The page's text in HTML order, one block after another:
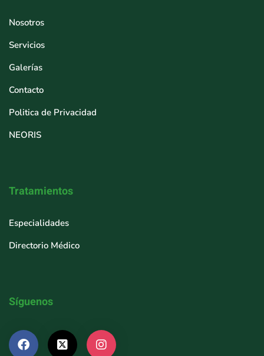
Nosotros
Servicios
Galerías
Contacto
Politica de Privacidad
NEORIS
Tratamientos
Especialidades
Directorio Médico
Síguenos